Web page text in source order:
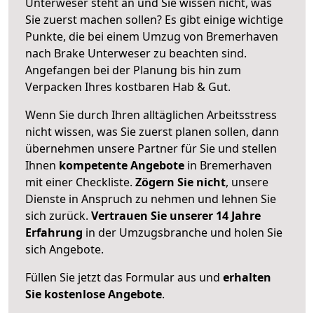
Sie zuerst machen sollen? Es gibt einige wichtige
Punkte, die bei einem Umzug von Bremerhaven
nach Brake Unterweser zu beachten sind.
Angefangen bei der Planung bis hin zum
Verpacken Ihres kostbaren Hab & Gut.
Wenn Sie durch Ihren alltäglichen Arbeitsstress
nicht wissen, was Sie zuerst planen sollen, dann
übernehmen unsere Partner für Sie und stellen
Ihnen kompetente Angebote in Bremerhaven
mit einer Checkliste. Zögern Sie nicht, unsere
Dienste in Anspruch zu nehmen und lehnen Sie
sich zurück. Vertrauen Sie unserer 14 Jahre
Erfahrung in der Umzugsbranche und holen Sie
sich Angebote.
Füllen Sie jetzt das Formular aus und erhalten
Sie kostenlose Angebote.